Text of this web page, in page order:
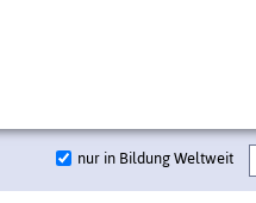
nur in Bildung Weltweit